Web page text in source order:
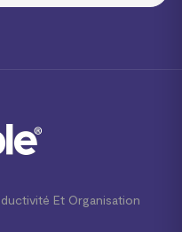
Et Organisation